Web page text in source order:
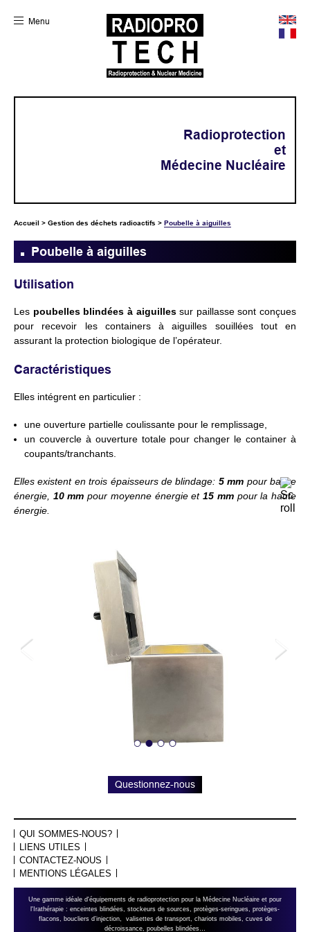
Menu
Radioprotection
et
Médecine Nucléaire
Accueil > Gestion des déchets radioactifs > Poubelle à aiguilles
Poubelle à aiguilles
Utilisation
Les poubelles blindées à aiguillessur paillasse sont conçues
pour recevoir les containers à aiguilles souillées tout en
assurant la protection biologique de l’opérateur.
Caractéristiques
Elles intégrent en particulier :
une ouverture partielle coulissante pour le remplissage,
un couvercle à ouverture totale pour changer le container à
coupants/tranchants.
Elles existent en trois épaisseurs de blindage: 5 mm pour basse
énergie, 10 mm pour moyenne énergie et15 mmpour la haute
énergie.
Questionnez-nous
QUI SOMMES-NOUS?
LIENS UTILES
CONTACTEZ-NOUS
MENTIONS LÉGALES
Une gamme idéale d'équipements de radioprotection pour la Médecine Nucléaire et pour
l'Irathérapie : enceintes blindées, stockeurs de sources, protèges-seringues, protèges-
flacons, boucliers d’injection, valisettes de transport, chariots mobiles, cuves de
décroissance, poubelles blindées…